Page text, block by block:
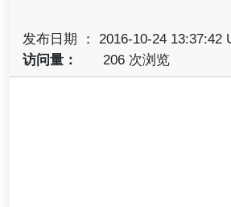
发布日期 ： 2016-10-24 13:37:42
访问量：
206 次浏览